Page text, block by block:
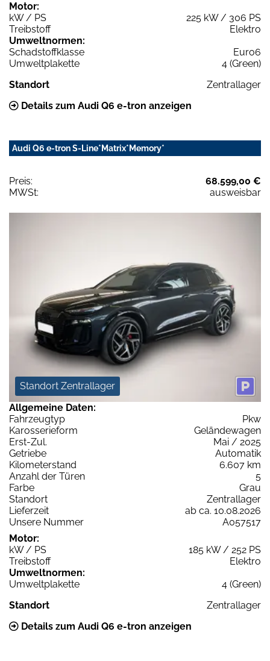
Motor:
kW / PS
225 kW / 306 PS
Treibstoff
Elektro
Umweltnormen:
Schadstoffklasse
Euro6
Umweltplakette
4 (Green)
Standort
Zentrallager
Details zum Audi Q6 e-tron anzeigen
Audi Q6 e-tron S-Line*Matrix*Memory*
Preis:
68.599,00 €
MWSt:
ausweisbar
Standort Zentrallager
Allgemeine Daten:
Fahrzeugtyp
Pkw
Karosserieform
Geländewagen
Erst-Zul.
Mai / 2025
Getriebe
Automatik
Kilometerstand
6.607 km
Anzahl der Türen
5
Farbe
Grau
Standort
Zentrallager
Lieferzeit
ab ca. 10.08.2026
Unsere Nummer
A057517
Motor:
kW / PS
185 kW / 252 PS
Treibstoff
Elektro
Umweltnormen:
Umweltplakette
4 (Green)
Standort
Zentrallager
Details zum Audi Q6 e-tron anzeigen